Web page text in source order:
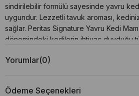
sindirilebilir formülü sayesinde yavru
uygundur. Lezzetli tavuk aroması,
sağlar. Peritas Signature Yavru Kedi
dönemindeki kedilerin ihtiyaç duyduğu
beslenme seçeneğidir.
Yorumlar(0)
Ödeme Seçenekleri